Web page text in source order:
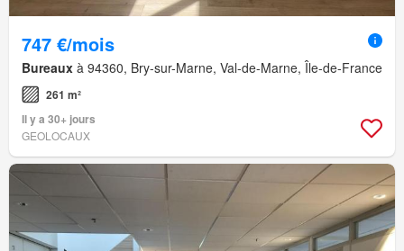
747 €/mois
Bureaux à 94360, Bry-sur-Marne, Val-de-Marne, Île-de-France
261 m²
Il y a 30+ jours
GEOLOCAUX